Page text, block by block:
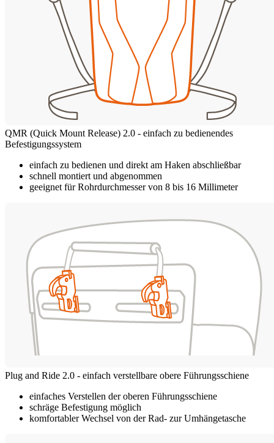
QMR (Quick Mount Release) 2.0 - einfach zu bedienendes
Befestigungssystem
einfach zu bedienen und direkt am Haken abschließbar
schnell montiert und abgenommen
geeignet für Rohrdurchmesser von 8 bis 16 Millimeter
Plug and Ride 2.0 - einfach verstellbare obere Führungsschiene
einfaches Verstellen der oberen Führungsschiene
schräge Befestigung möglich
komfortabler Wechsel von der Rad- zur Umhängetasche